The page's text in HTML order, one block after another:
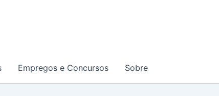
Empregos e Concursos Sobre